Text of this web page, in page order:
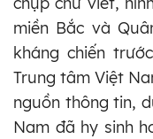
miền Bắc và
kháng chiến
Trung tâm Việt
nguồn thông tin,
Nam đã hy sinh